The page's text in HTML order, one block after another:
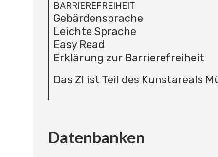
BARRIEREFREIHEIT
Gebärdensprache
Leichte Sprache
Easy Read
Erklärung zur Barrierefreiheit
Das ZI ist Teil des Kunstareals
Datenbanken